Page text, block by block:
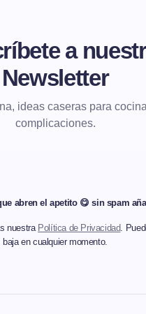
a
Newsletter
ideas caseras para
complicaciones.
abren el apetito 😋 sin spam
nuestra Política de Privacidad.
baja en cualquier momento.